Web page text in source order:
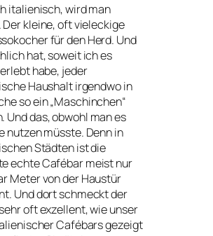
italienisch, wird man
Der kleine, oft vieleckige
für den Herd. Und
hat, soweit ich es
habe, jeder
Haushalt irgendwo in
so ein „Maschinchen“
Und das, obwohl man es
nutzen müsste. Denn in
Städten ist die
echte Cafébar meist nur
Meter von der Haustür
Und dort schmeckt der
oft exzellent, wie unser
Cafébars gezeigt